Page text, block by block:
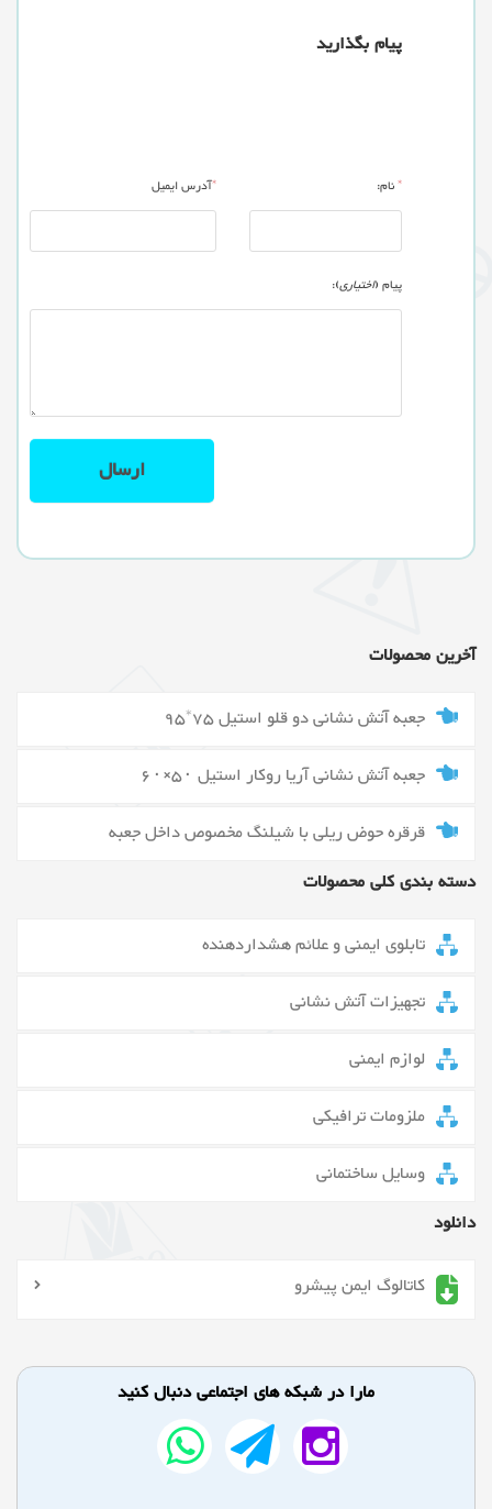
پیام بگذارید
*نام: *آدرس ایمیل
پیام (اختیاری):
آخرین محصولات
جعبه آتش نشانی دو قلو استیل 75*95
جعبه آتش نشانی آریا روکار استیل ۵۰×۶۰
قرقره حوض ریلی با شیلنگ مخصوص داخل جعبه
دسته بندی کلی محصولات
تابلوی ایمنی و علائم هشداردهنده
تجهیزات آتش نشانی
لوازم ایمنی
ملزومات ترافیکی
وسایل ساختمانی
دانلود
کاتالوگ ایمن پیشرو
مارا در شبکه های اجتماعی دنبال کنید